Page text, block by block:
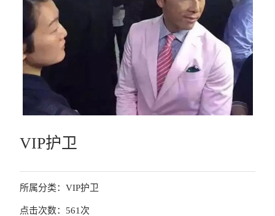
VIP护卫
所属分类：VIP护卫
点击次数：561次